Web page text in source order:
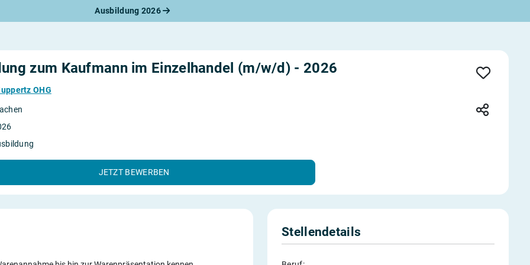
Ausbildung 2026
Bewerbung
Check
zum Kaufmann im Einzelhandel (m/w/d) - 2026
OHG
JETZT BEWERBEN
Stellendetails